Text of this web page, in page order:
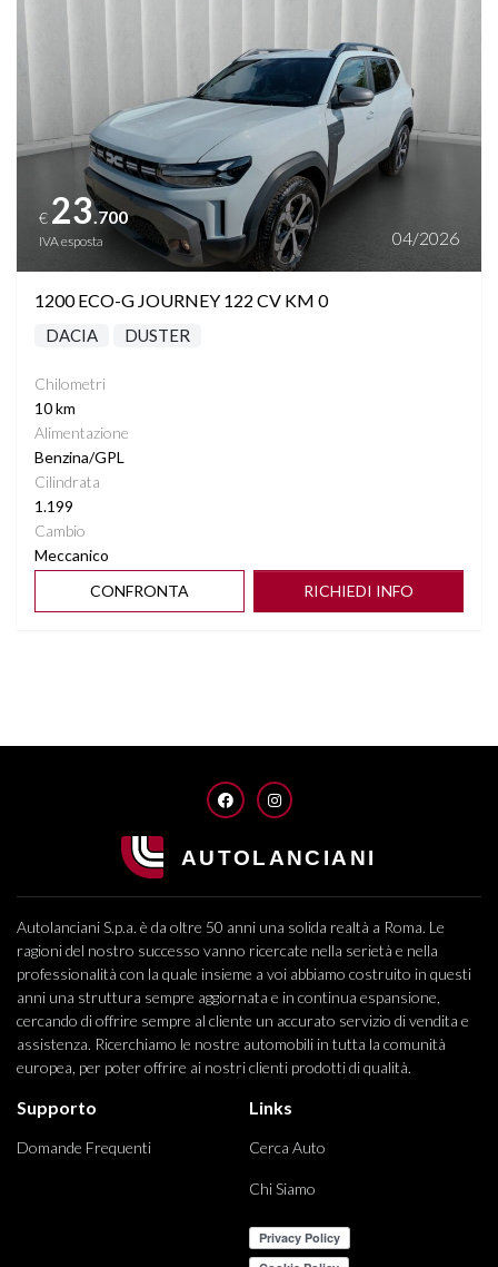
€ 23.700
IVA esposta 04/2026
1200 ECO-G JOURNEY 122 CV KM 0
DACIA DUSTER
Chilometri
10 km
Alimentazione
Benzina/GPL
Cilindrata
1.199
Cambio
Meccanico
CONFRONTA
RICHIEDI INFO
FACEBOOKINSTAGRAM
Autolanciani S.p.a. è da oltre 50 anni una solida realtà a Roma. Le
ragioni del nostro successo vanno ricercate nella serietà e nella
professionalità con la quale insieme a voi abbiamo costruito in questi
anni una struttura sempre aggiornata e in continua espansione,
cercando di offrire sempre al cliente un accurato servizio di vendita e
assistenza. Ricerchiamo le nostre automobili in tutta la comunità
europea, per poter offrire ai nostri clienti prodotti di qualità.
Supporto
Domande Frequenti
Links
Cerca Auto
Chi Siamo